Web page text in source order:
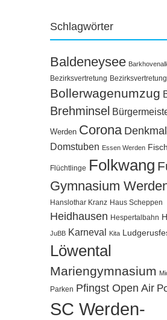
Schlagwörter
Baldeneysee
Bezirksvertretung
Bollerwagenumzug
Brehminsel
Werden Corona
Domstuben Essen Werden
Flüchtlinge Folkwang
Gymnasium
Hanslothar Kranz Haus Scheppen
Heidhausen Hespertalbahn
JuBB Karneval Kita
Löwental
Mariengymnasium
Parken Pfingst Open Air
SC Werden-